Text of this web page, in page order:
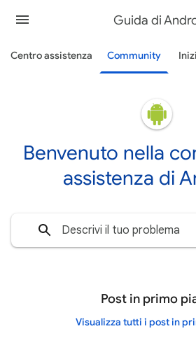
Guida di
Centro assistenza Community
Benvenuto nella
assistenza di
Post in primo
Visualizza tutti i post in